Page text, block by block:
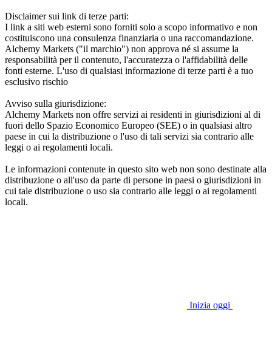
Disclaimer sui link di terze parti:
I link a siti web esterni sono forniti solo a scopo informativo e non
costituiscono una consulenza finanziaria o una raccomandazione.
Alchemy Markets ("il marchio") non approva né si assume la
responsabilità per il contenuto, l'accuratezza o l'affidabilità delle
fonti esterne. L'uso di qualsiasi informazione di terze parti è a tuo
esclusivo rischio
Avviso sulla giurisdizione:
Alchemy Markets non offre servizi ai residenti in giurisdizioni al di
fuori dello Spazio Economico Europeo (SEE) o in qualsiasi altro
paese in cui la distribuzione o l'uso di tali servizi sia contrario alle
leggi o ai regolamenti locali.
Le informazioni contenute in questo sito web non sono destinate alla
distribuzione o all'uso da parte di persone in paesi o giurisdizioni in
cui tale distribuzione o uso sia contrario alle leggi o ai regolamenti
locali.
Inizia oggi